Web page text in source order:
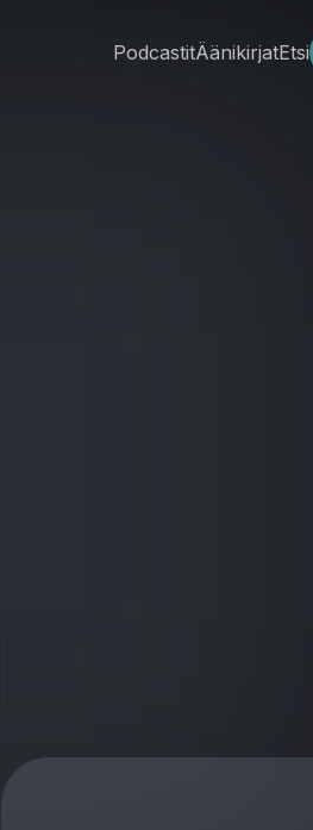
PodcastitÄänikirjatEtsi